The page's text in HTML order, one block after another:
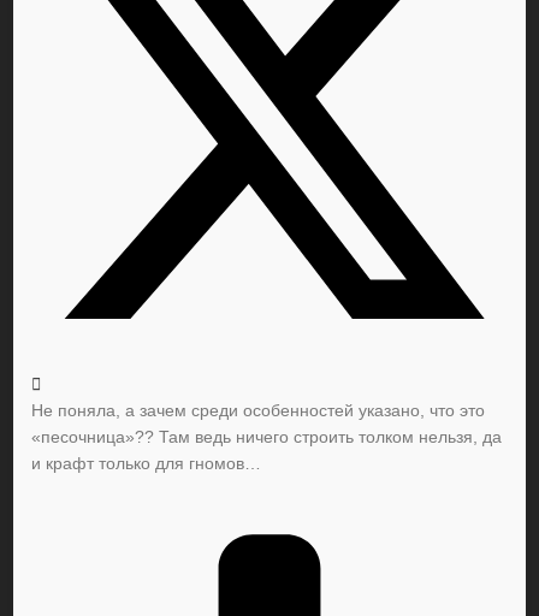
Не поняла, а зачем среди особенностей указано, что это
«песочница»?? Там ведь ничего строить толком нельзя, да
и крафт только для гномов…